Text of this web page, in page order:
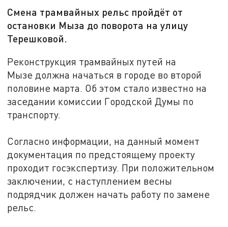
Смена трамвайных рельс пройдёт от
остановки Мыза до поворота на улицу
Терешковой.
Реконструкция трамвайных путей на
Мызе должна начаться в городе во второй
половине марта. Об этом стало известно на
заседании комиссии Городской Думы по
транспорту.
Согласно информации, на данный момент
документация по предстоящему проекту
проходит госэкспертизу. При положительном
заключении, с наступлением весны
подрядчик должен начать работу по замене
рельс.